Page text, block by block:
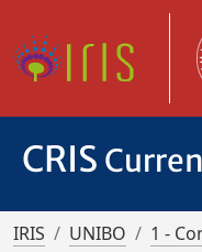
CRIS
IRIS UNIBO 1 -